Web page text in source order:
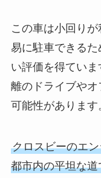
この車は小回り
易に駐車できる
い評価を得てい
離のドライブや
可能性があります
クロスビーのエ
都市内の平坦な